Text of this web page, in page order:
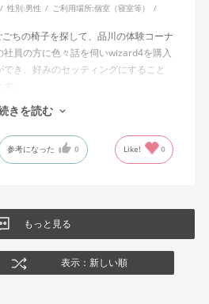
せんでした。
オートフィットシンクロロッキングの
が働いているため」「Wizard2とは機
にはならない」との回答をいただきま
設定であっても大きな反力が残る理由
は考えていませんが、少なくとも私の
用感の違いが、より分かりやすく案内
性別:男性 ご利用場所:個室（寝室等）
ちの椅子を探して、品川の体験コーナ
員の方に色々話を伺いwizard4を購入
き、好みのセッティングにすること
。
少し硬めが好みに近かったなと思いま
来る機能が有れば完璧だと思います。
きを読む
参考になった 0 Like! 0
もっと見る
表示：新しい順